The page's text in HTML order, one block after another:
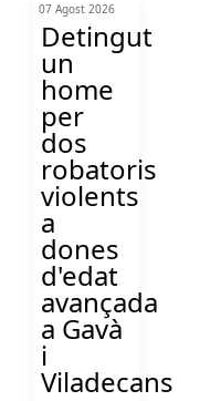
07 Agost 2026
Detingut
un
home
per
dos
robatoris
violents
a
dones
d'edat
avançada
a Gavà
i
Viladecans